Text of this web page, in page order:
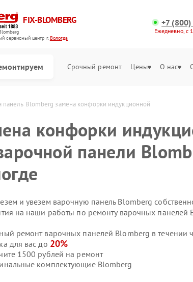
FIX-BLOMBERG
cервисный центр г.Вологда
+7
Ежедневно, с
Срочный ремонт Цены О нас
панель Blomberg замена конфорки индукционной
конфорки
панели
и увезем варочную панель Blomberg
на наши работы по ремонту варочных
ремонт варочных панелей Blomberg в течении
для вас до 20%
1500 рублей на ремонт
комплектующие Blomberg